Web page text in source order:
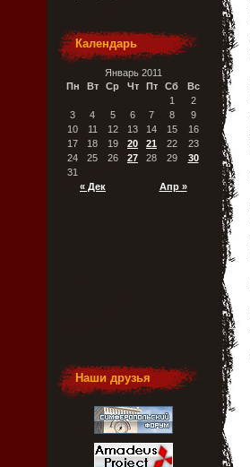
Календарь
Январь 2011
Пн
Вт Ср Чт Пт Сб Вс
« Дек Апр »
1
2
3
4 5 6 7 8
9
10
11 12 13 14 15
16
17
18 19 20 21 22
23
24
25 26 27 28 29
30
31
Наши друзья